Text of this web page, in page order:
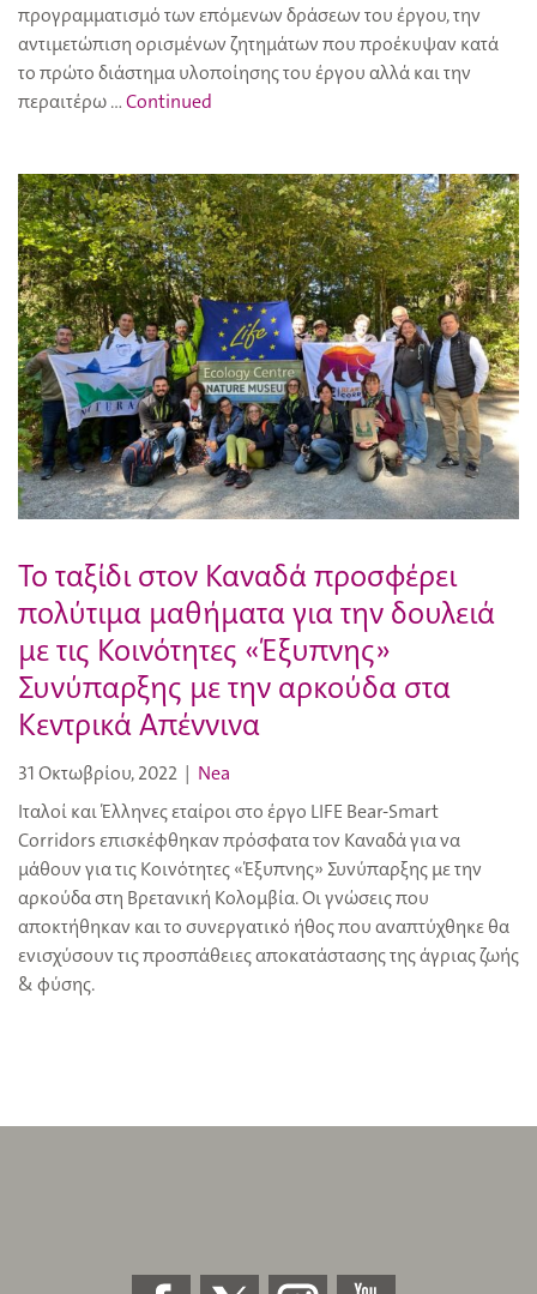
προγραμματισμό των επόμενων δράσεων του έργου, την
αντιμετώπιση ορισμένων ζητημάτων που προέκυψαν κατά
το πρώτο διάστημα υλοποίησης του έργου αλλά και την
περαιτέρω …Continued
Το ταξίδι στον Καναδά προσφέρει
πολύτιμα μαθήματα για την δουλειά
με τις Κοινότητες «Έξυπνης»
Συνύπαρξης με την αρκούδα στα
Κεντρικά Απέννινα
31 Οκτωβρίου, 2022 | Nea
Ιταλοί και Έλληνες εταίροι στο έργο LIFE Bear-Smart
Corridors επισκέφθηκαν πρόσφατα τον Καναδά για να
μάθουν για τις Κοινότητες «Έξυπνης» Συνύπαρξης με την
αρκούδα στη Βρετανική Κολομβία. Οι γνώσεις που
αποκτήθηκαν και το συνεργατικό ήθος που αναπτύχθηκε θα
ενισχύσουν τις προσπάθειες αποκατάστασης της άγριας ζωής
& φύσης.